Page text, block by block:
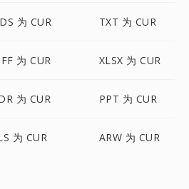
为 CUR TXT 为 CUR
为 CUR XLSX 为 CUR
为 CUR PPT 为 CUR
为 CUR ARW 为 CUR